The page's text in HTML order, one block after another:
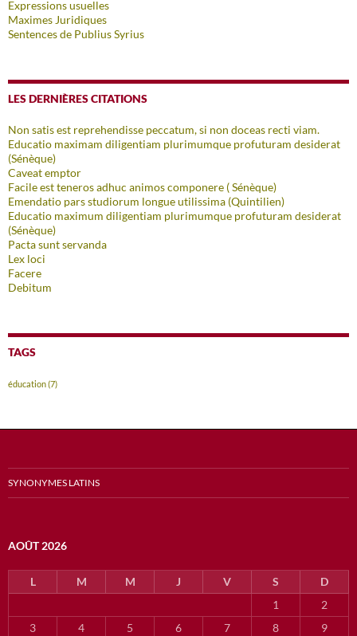
Expressions usuelles
Maximes Juridiques
Sentences de Publius Syrius
LES DERNIÈRES CITATIONS
Non satis est reprehendisse peccatum, si non doceas recti viam.
Educatio maximam diligentiam plurimumque profuturam desiderat
(Sénèque)
Caveat emptor
Facile est teneros adhuc animos componere ( Sénèque)
Emendatio pars studiorum longue utilissima (Quintilien)
Educatio maximum diligentiam plurimumque profuturam desiderat
(Sénèque)
Pacta sunt servanda
Lex loci
Facere
Debitum
TAGS
éducation(7)
SYNONYMES LATINS
AOÛT 2026
L M M J V S
D
1
2
3
4 5 6 7 8 9